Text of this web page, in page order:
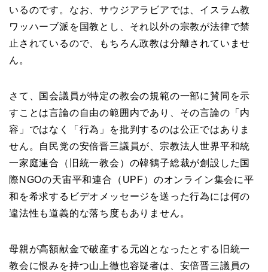
いるのです。なお、サウジアラビアでは、イスラム教
ワッハーブ派を国教とし、それ以外の宗教が法律で禁
止されているので、もちろん政教は分離されていませ
ん。
さて、国会議員が特定の教会の規範の一部に賛同を示
すことは言論の自由の範囲内であり、その言論の「内
容」ではなく「行為」を批判するのは公正ではありま
せん。自民党の安倍晋三議員が、宗教法人世界平和統
一家庭連合（旧統一教会）の韓鶴子総裁が創設した国
際NGOの天宙平和連合（UPF）のオンライン集会に平
和を希求するビデオメッセージを送った行為には何の
違法性も道義的な落ち度もありません。
母親が高額献金で破産する元凶となったとする旧統一
教会に恨みを持つ山上徹也容疑者は、安倍晋三議員の